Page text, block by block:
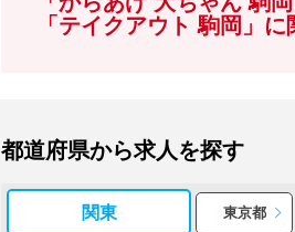
「テイクアウト 駒岡」
都道府県から求人を探す
関東 東京都